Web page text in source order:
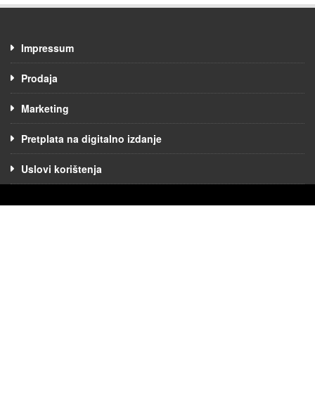
Impressum
Prodaja
Marketing
Pretplata na digitalno izdanje
Uslovi korištenja